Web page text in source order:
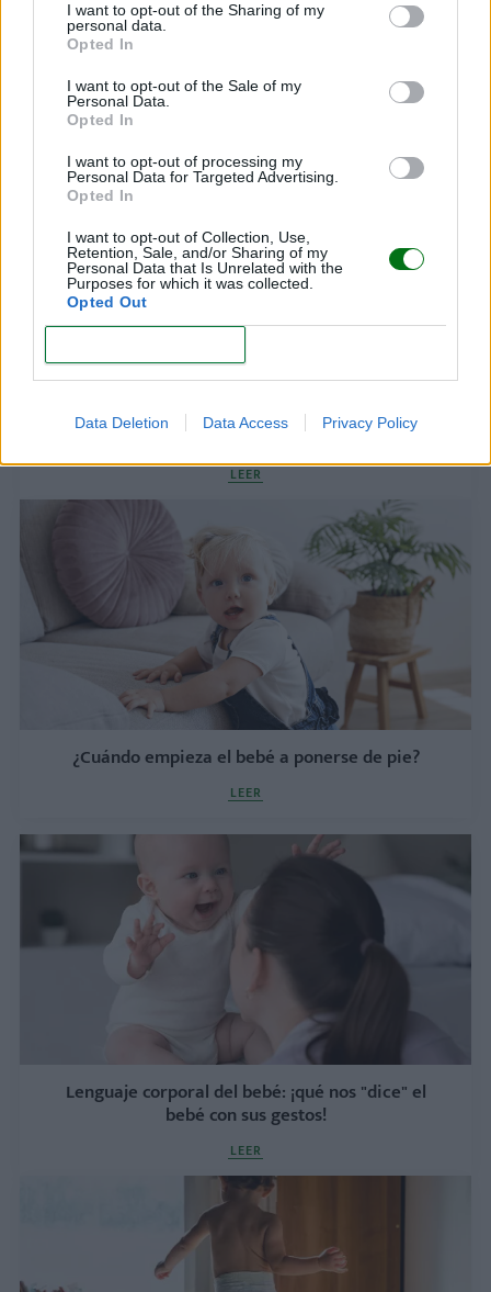
I want to opt-out of the Sharing of my
personal data.
Opted In
I want to opt-out of the Sale of my
Personal Data.
Opted In
I want to opt-out of processing my
Personal Data for Targeted Advertising.
Opted In
I want to opt-out of Collection, Use,
Retention, Sale, and/or Sharing of my
Personal Data that Is Unrelated with the
Purposes for which it was collected.
Opted Out
Data Deletion Data Access Privacy Policy
Periodista especializada en
Elena Ruiz
Te puede interesar…
Hitos del desarrollo del bebé: ¿qué se espera que
haga durante su primer año de vida?
LEER
¿Cuándo empieza el bebé a ponerse de pie?
LEER
Lenguaje corporal del bebé: ¡qué nos "dice" el
bebé con sus gestos!
LEER